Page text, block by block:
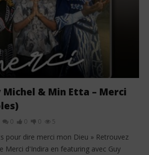
& Min Etta – Merci
0 0 0 5
pour dire merci mon Dieu » Retrouvez
Merci d'Indira en featuring avec Guy